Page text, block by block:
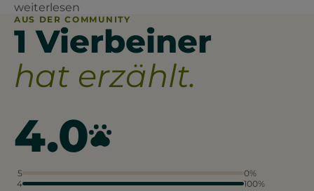
weiterlesen
AUS DER COMMUNITY
1 Vierbeiner
hat erzählt.
4.0
5
0%
4
100%